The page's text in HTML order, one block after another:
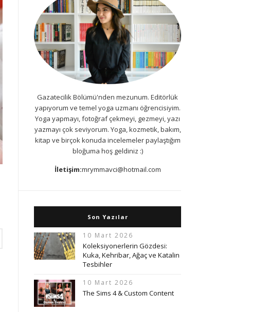
Gazatecilik Bölümü'nden mezunum. Editörlük
yapıyorum ve temel yoga uzmanı öğrencisiyim.
Yoga yapmayı, fotoğraf çekmeyi, gezmeyi, yazı
yazmayı çok seviyorum. Yoga, kozmetik, bakım,
kitap ve birçok konuda incelemeler paylaştığım
bloğuma hoş geldiniz :)
İletişim:mrymmavci@hotmail.com
Son Yazılar
10 Mart 2026
Koleksiyonerlerin Gözdesi:
Kuka, Kehribar, Ağaç ve Katalin
Tesbihler
10 Mart 2026
The Sims 4 & Custom Content